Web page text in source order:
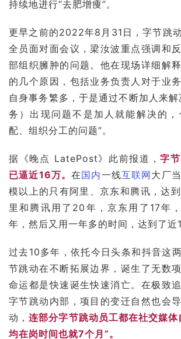
持续地进行“去肥增痩”。
更早之前的2022年8月31日，字节跳
全员面对面会议，梁汝波重点强调和
部组织臃肿的问题。他在现场详细解
的几个原因，包括业务负责人对于业
自身事务繁多，于是通过不断加人来解
务）出现问题不是加人就能解决的
配、组织分工的问题”。
据《晚点 LatePost》此前报道，字
已逼近16万。在国内一线互联网大厂
模以上的只有阿里、京东和腾讯，达
里和腾讯用了20年，京东用了17年
年，然后又用一年多的时间，达到了近
过去10多年，依托今日头条和抖音这
节跳动在不断拓展边界，诞生了无数
命运都是快速诞生快速消亡。在极致
字节跳动内部，项目的变迁自然也会
动，连部分字节跳动员工都在社交媒体
均在岗时间也就7个月”。